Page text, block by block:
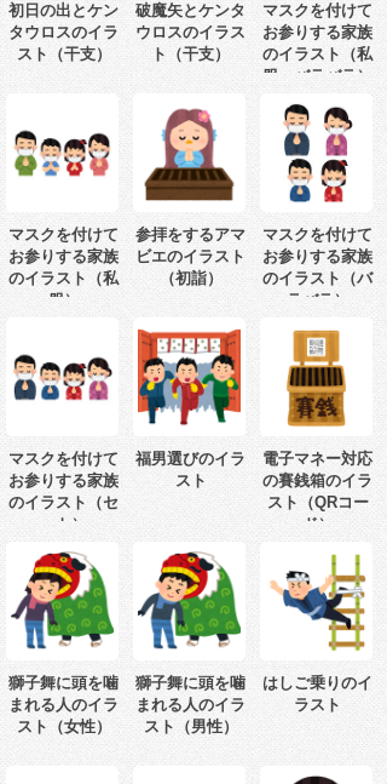
初日の出とケン
タウロスのイラ
スト（干支）
破魔矢とケンタ
ウロスのイラス
ト（干支）
マスクを付けて
お参りする家族
のイラスト（私
服・バラバラ）
マスクを付けて
お参りする家族
のイラスト（私
服）
参拝をするアマ
ビエのイラスト
（初詣）
マスクを付けて
お参りする家族
のイラスト（バ
ラバラ）
マスクを付けて
お参りする家族
のイラスト（セ
ット）
福男選びのイラ
スト
電子マネー対応
の賽銭箱のイラ
スト（QRコー
ド）
獅子舞に頭を噛
まれる人のイラ
スト（女性）
獅子舞に頭を噛
まれる人のイラ
スト（男性）
はしご乗りのイ
ラスト